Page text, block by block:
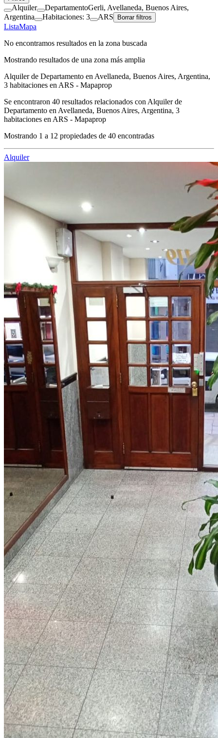
Alquiler DepartamentoGerli, Avellaneda, Buenos Aires,
Argentina
Habitaciones: 3 ARS Borrar filtros
ListaMapa
No encontramos resultados en la zona buscada
Mostrando resultados de una zona más amplia
Alquiler de Departamento en Avellaneda, Buenos Aires, Argentina,
3 habitaciones en ARS - Mapaprop
Se encontraron 40 resultados relacionados con Alquiler de
Departamento en Avellaneda, Buenos Aires, Argentina, 3
habitaciones en ARS - Mapaprop
Mostrando 1 a 12 propiedades de 40 encontradas
Alquiler